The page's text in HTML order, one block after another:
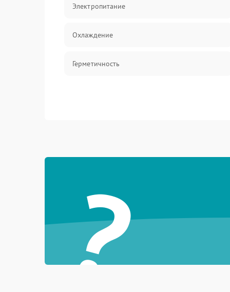
Электропитание
Охлаждение
Герметичность
?